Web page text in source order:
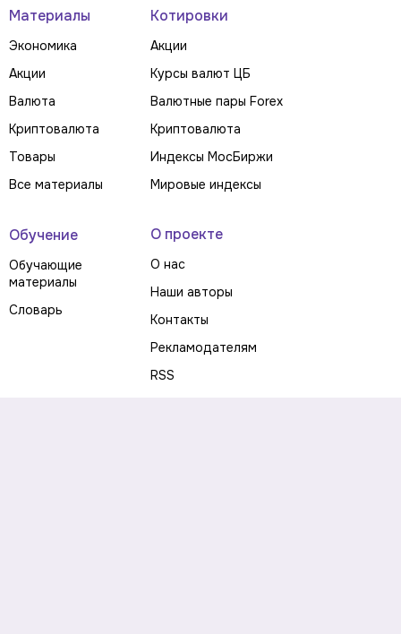
Материалы
Экономика
Акции
Валюта
Криптовалюта
Товары
Все материалы
Котировки
Акции
Курсы валют ЦБ
Валютные пары Forex
Криптовалюта
Индексы МосБиржи
Мировые индексы
Обучение
Обучающие
материалы
Словарь
О проекте
О нас
Наши авторы
Контакты
Рекламодателям
RSS